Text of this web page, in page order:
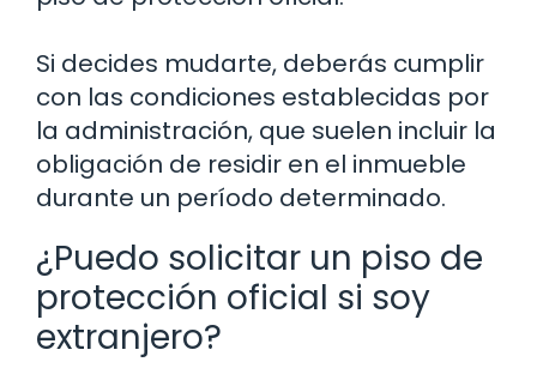
Si decides mudarte, deberás cumplir
con las condiciones establecidas por
la administración, que suelen incluir la
obligación de residir en el inmueble
durante un período determinado.
¿Puedo solicitar un piso de
protección oficial si soy
extranjero?